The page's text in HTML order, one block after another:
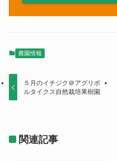
農園情報
５月のイチジク＠アグリボ
ルタイクス自然栽培果樹園
関連記事